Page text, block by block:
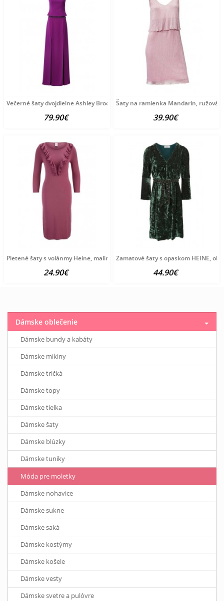
Večerné šaty dvojdielne Ashley Brooke, fialová
79.90€
Šaty na ramienka Mandarin, ružová
39.90€
Pletené šaty s volánmy Heine, malinová
24.90€
Zamatové šaty s opaskom HEINE,
44.90€
Dámske oblečenie
Dámske bundy a kabáty
Dámske mikiny
Dámske tričká
Dámske topy
Dámske tielka
Dámske šaty
Dámske blúzky
Dámske tuniky
Móda pre moletky
Dámske nohavice
Dámske sukne
Dámske saká
Dámske kostýmy
Dámske košele
Dámske vesty
Dámske svetre a pulóvre